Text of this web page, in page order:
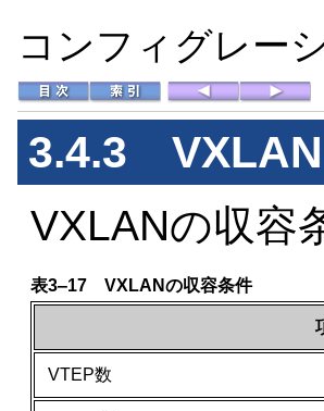
コンフィグレー
3.4.3 VXLAN
VXLANの収容
表3‒17 VXLANの収容条件
VTEP数